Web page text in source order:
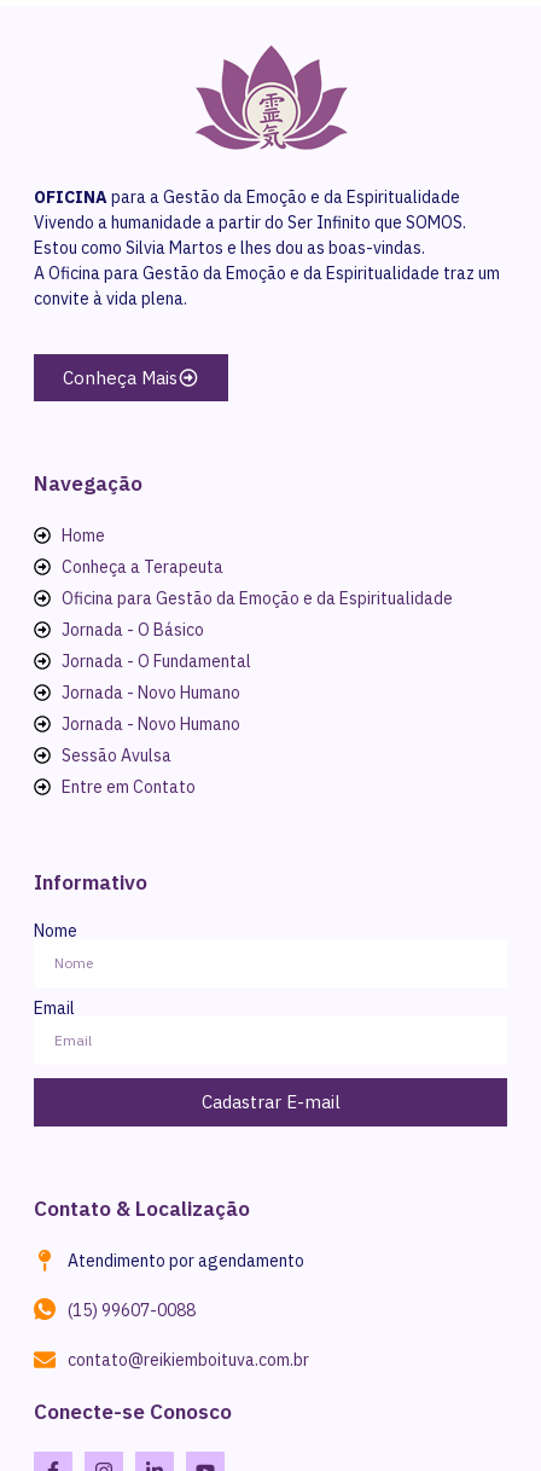
OFICINApara a Gestão da Emoção e da Espiritualidade
Vivendo a humanidade a partir do Ser Infinito que SOMOS.
Estou como Silvia Martos e lhes dou as boas-vindas.
A Oficina para Gestão da Emoção e da Espiritualidade traz um
convite à vida plena.
Conheça Mais
Navegação
Home
Conheça a Terapeuta
Oficina para Gestão da Emoção e da Espiritualidade
Jornada - O Básico
Jornada - O Fundamental
Jornada - Novo Humano
Jornada - Novo Humano
Sessão Avulsa
Entre em Contato
Informativo
Nome
Email
Cadastrar E-mail
Contato & Localização
Atendimento por agendamento
(15) 99607-0088
contato@reikiemboituva.com.br
Conecte-se Conosco